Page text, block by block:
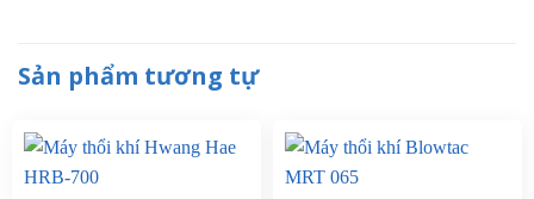
Sản phẩm tương tự